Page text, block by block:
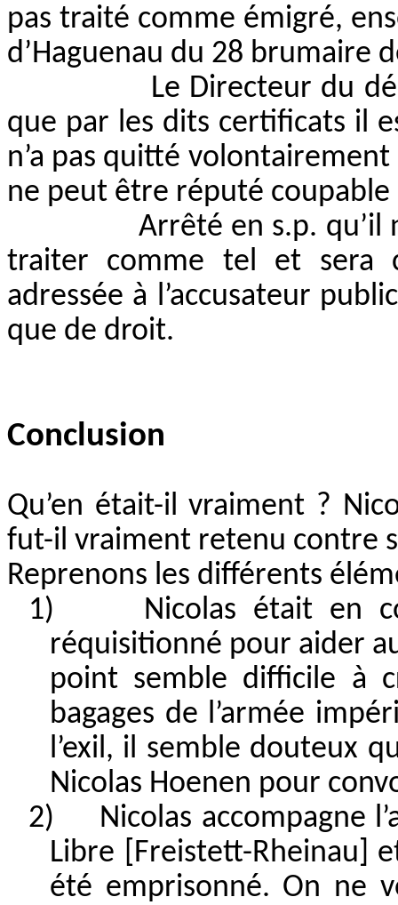
pas traité comme émigré,
d’Haguenau du 28 brumaire
Le Directeur du
que par les dits certificats il
n’a pas quitté
ne peut être réputé coupable
Arrêté en s.p. qu’il
traiter comme tel et sera
adressée à l’accusateur
que de droit.
Conclusion
Qu’en était-il vraiment ?
fut-il vraiment retenu contre
Reprenons les différents
1)
Nicolas était en
réquisitionné pour aider
point semble difficile à
bagages de l’armée
l’exil, il semble douteux
Nicolas Hoenen pour
2)
Nicolas accompagne
Libre [Freistett-Rheinau]
été emprisonné. On ne